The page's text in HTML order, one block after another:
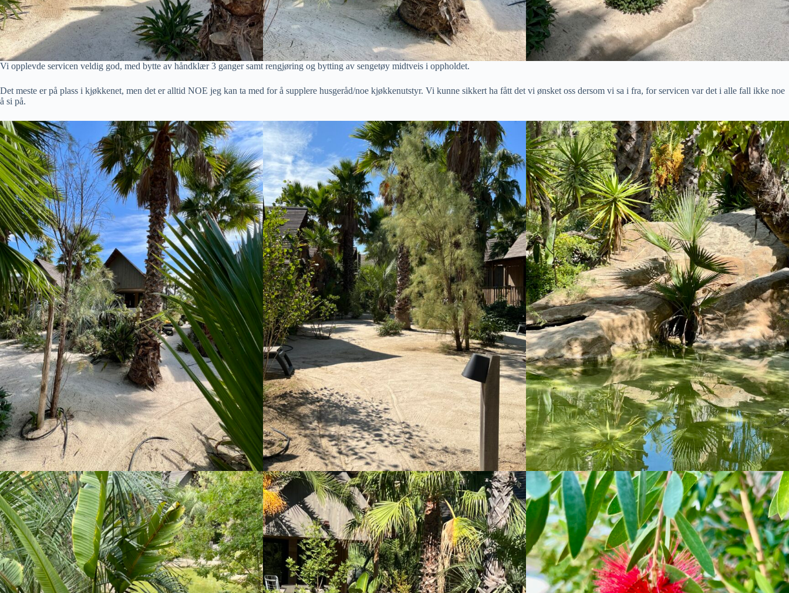
Vi opplevde servicen veldig god, med bytte av håndklær 3 ganger samt rengjøring og bytting av sengetøy midtveis i oppholdet.
Det meste er på plass i kjøkkenet, men det er alltid NOE jeg kan ta med for å supplere husgeråd/noe kjøkkenutstyr. Vi kunne sikkert ha fått det vi ønsket oss dersom vi sa i fra, for servicen var det i alle fall ikke noe
å si på.